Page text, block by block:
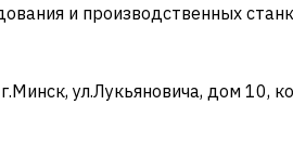
и производственных
ул.Лукьяновича, дом 10,